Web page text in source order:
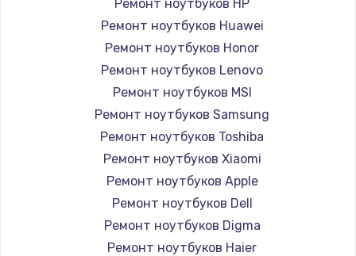
Ремонт ноутбуков HP
Ремонт ноутбуков Huawei
Ремонт ноутбуков Honor
Ремонт ноутбуков Lenovo
Ремонт ноутбуков MSI
Ремонт ноутбуков Samsung
Ремонт ноутбуков Toshiba
Ремонт ноутбуков Xiaomi
Ремонт ноутбуков Apple
Ремонт ноутбуков Dell
Ремонт ноутбуков Digma
Ремонт ноутбуков Haier